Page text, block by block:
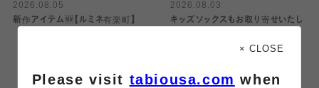
2026.08.05
新作アイテム🆕【ルミネ有楽町】
2026.08.03
キッズソックスもお取り寄せいたし
× CLOSE
Please visit tabiousa.com when